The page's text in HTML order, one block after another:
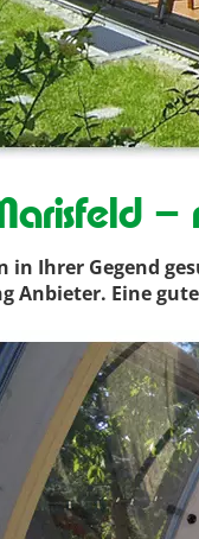
–
Ihrer Gegend
Anbieter. Eine